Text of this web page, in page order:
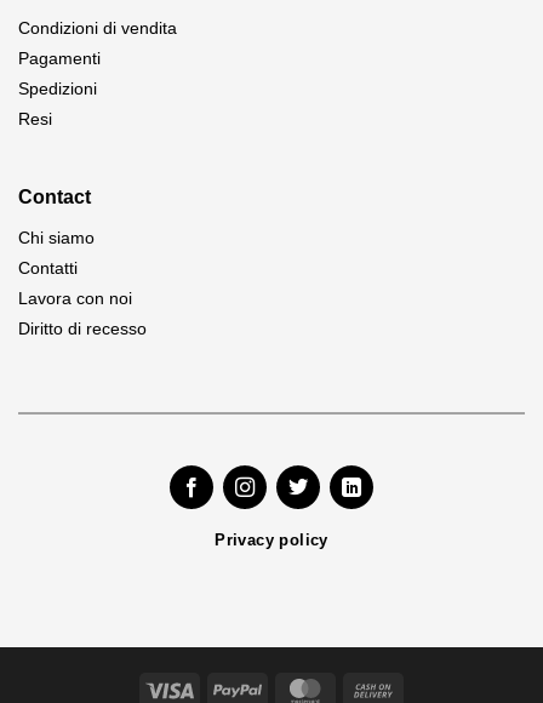
Condizioni di vendita
Pagamenti
Spedizioni
Resi
Contact
Chi siamo
Contatti
Lavora con noi
Diritto di recesso
Privacy policy
Visa PayPal MasterCard